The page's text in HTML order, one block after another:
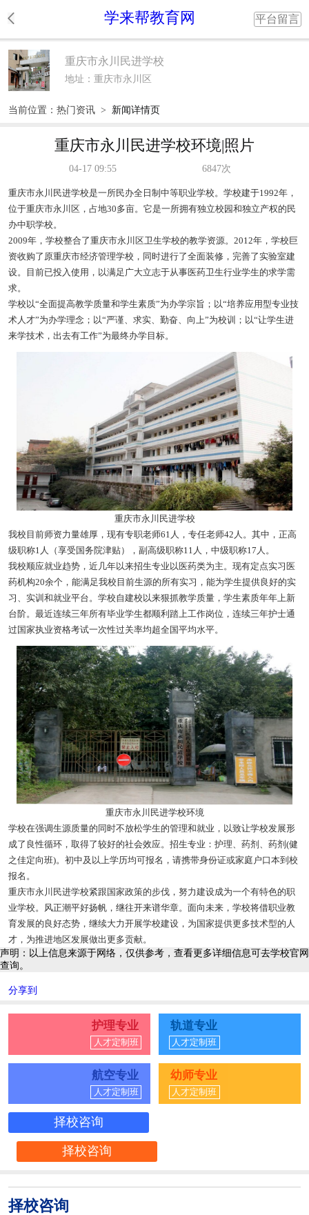
学来帮教育网 平台留言
重庆市永川民进学校
地址：重庆市永川区
当前位置： 热门资讯 > 新闻详情页
重庆市永川民进学校环境|照片
04-17 09:55 6847次
重庆市永川民进学校是一所民办全日制中等职业学校。学校建于1992年，
位于重庆市永川区，占地30多亩。它是一所拥有独立校园和独立产权的民
办中职学校。
2009年，学校整合了重庆市永川区卫生学校的教学资源。2012年，学校巨
资收购了原重庆市经济管理学校，同时进行了全面装修，完善了实验室建
设。目前已投入使用，以满足广大立志于从事医药卫生行业学生的求学需
求。
学校以“全面提高教学质量和学生素质”为办学宗旨；以“培养应用型专业技
术人才”为办学理念；以“严谨、求实、勤奋、向上”为校训；以“让学生进
来学技术，出去有工作”为最终办学目标。
重庆市永川民进学校
我校目前师资力量雄厚，现有专职老师61人，专任老师42人。其中，正高
级职称1人（享受国务院津贴），副高级职称11人，中级职称17人。
我校顺应就业趋势，近几年以来招生专业以医药类为主。现有定点实习医
药机构20余个，能满足我校目前生源的所有实习，能为学生提供良好的实
习、实训和就业平台。学校自建校以来狠抓教学质量，学生素质年年上新
台阶。最近连续三年所有毕业学生都顺利踏上工作岗位，连续三年护士通
过国家执业资格考试一次性过关率均超全国平均水平。
重庆市永川民进学校环境
学校在强调生源质量的同时不放松学生的管理和就业，以致让学校发展形
成了良性循环，取得了较好的社会效应。招生专业：护理、药剂、药剂(健
之佳定向班)。初中及以上学历均可报名，请携带身份证或家庭户口本到校
报名。
重庆市永川民进学校紧跟国家政策的步伐，努力建设成为一个有特色的职
业学校。风正潮平好扬帆，继往开来谱华章。面向未来，学校将借职业教
育发展的良好态势，继续大力开展学校建设，为国家提供更多技术型的人
才，为推进地区发展做出更多贡献。
声明：以上信息来源于网络，仅供参考，查看更多详细信息可去学校官网
查询。
分享到
护理专业
人才定制班
轨道专业
人才定制班
航空专业
人才定制班
幼师专业
人才定制班
择校咨询
择校咨询
择校咨询